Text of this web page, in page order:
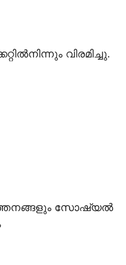
വിരമിച്ചു.
സോഷ്യല്‍